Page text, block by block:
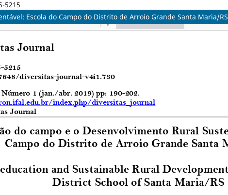
5215
Escola do Campo do Distrito de Arroio Grande Santa Maria/RS